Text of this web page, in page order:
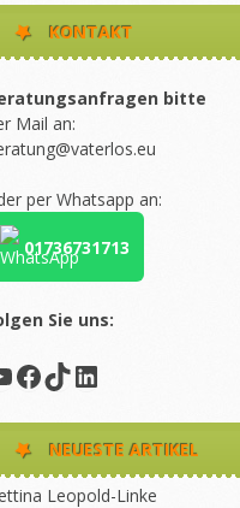
KONTAKT
bitte
Mail an:
per Whatsapp an:
01736731713
Sie uns:
Facebook
TikTok
LinkedIn
NEUESTE ARTIKEL
Leopold-Linke